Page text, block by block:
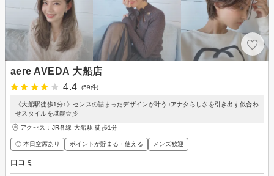
aere AVEDA 大船店
4.4
(59件)
《大船駅徒歩1分♪》センスの詰まったデザインが叶う♪アナタらしさを引き出す似合わ
せスタイルを堪能☆彡
アクセス：JR各線 大船駅 徒歩1分
◎ 本日空席あり ポイントが貯まる・使える メンズ歓迎
口コミ